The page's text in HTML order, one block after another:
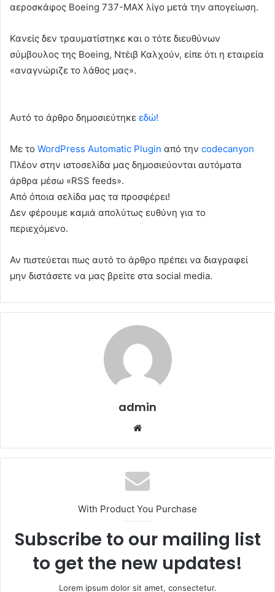
αεροσκάφος Boeing 737-MAX λίγο μετά την απογείωση.
Κανείς δεν τραυματίστηκε και ο τότε διευθύνων
σύμβουλος της Boeing, Ντέιβ Καλχούν, είπε ότι η εταιρεία
«αναγνώριζε το λάθος μας».
Αυτό το άρθρο δημοσιεύτηκε εδώ!
Με το WordPress Automatic Plugin από την codecanyon
Πλέον στην ιστοσελίδα μας δημοσιεύονται αυτόματα
άρθρα μέσω «RSS feeds».
Από όποια σελίδα μας τα προσφέρει!
Δεν φέρουμε καμιά απολύτως ευθύνη για το
περιεχόμενο.
Αν πιστεύεται πως αυτό το άρθρο πρέπει να διαγραφεί
μην διστάσετε να μας βρείτε στα social media.
admin
With Product You Purchase
Subscribe to our mailing list
to get the new updates!
Lorem ipsum dolor sit amet, consectetur.